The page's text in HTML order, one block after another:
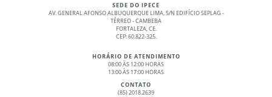
SEDE DO IPECE
AV. GENERAL AFONSO ALBUQUERQUE LIMA, S/N EDIFÍCIO SEPLAG -
TÉRREO - CAMBEBA
FORTALEZA, CE.
CEP: 60.822-325.
HORÁRIO DE ATENDIMENTO
08:00 ÀS 12:00 HORAS
13:00 ÀS 17:00 HORAS
CONTATO
(85) 2018.2639